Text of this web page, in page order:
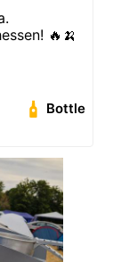
🔥🍌
Bottle